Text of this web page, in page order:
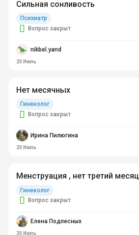
Сильная сонливость
Психиатр
Вопрос закрыт
nikbel.yand
20 Июль
Нет месячных
Гинеколог
Вопрос закрыт
Ирина Пилюгина
20 Июль
Менструация , нет третий месяц
Гинеколог
Вопрос закрыт
Елена Подлесных
20 Июль